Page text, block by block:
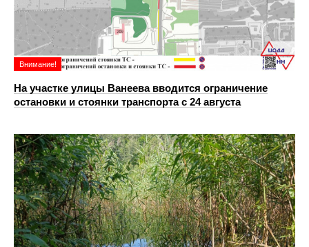
Внимание!
На участке улицы Ванеева вводится ограничение
остановки и стоянки транспорта с 24 августа